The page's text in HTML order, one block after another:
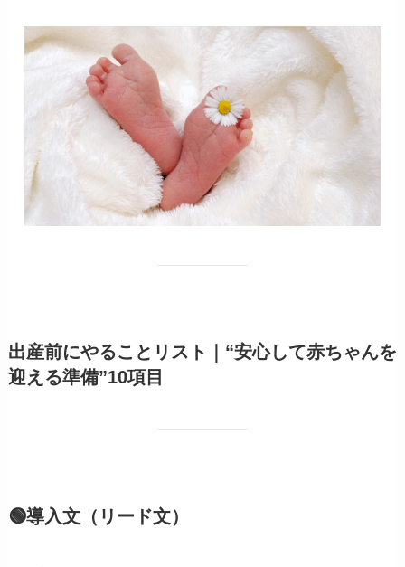
出産前にやることリスト｜“安心して赤ちゃんを
迎える準備”10項目
🟢導入文（リード文）